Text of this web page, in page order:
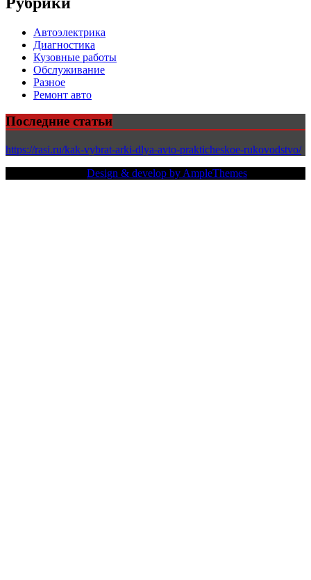
Автоэлектрика
Диагностика
Кузовные работы
Обслуживание
Разное
Ремонт авто
Последние статьи
https://rasi.ru/kak-vybrat-arki-dlya-avto-prakticheskoe-rukovodstvo/
Design & develop by AmpleThemes